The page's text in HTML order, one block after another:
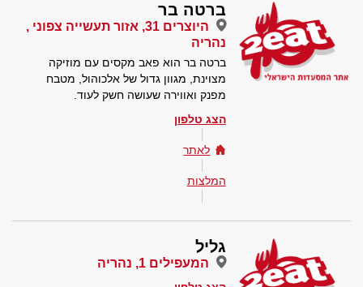
ברטה בר
היוצרים 31, אזור תעשייה צפוני ,
נהריה
ברטה בר הוא פאב מקסים עם מוזיקה
מצוינת, מגוון גדול של אלכוהול, מטבח
מפנק ואווירה שעושה חשק לעוד.
הצג טלפון
לאתר
המלצות
גליל
המעפילים 1, נהריה